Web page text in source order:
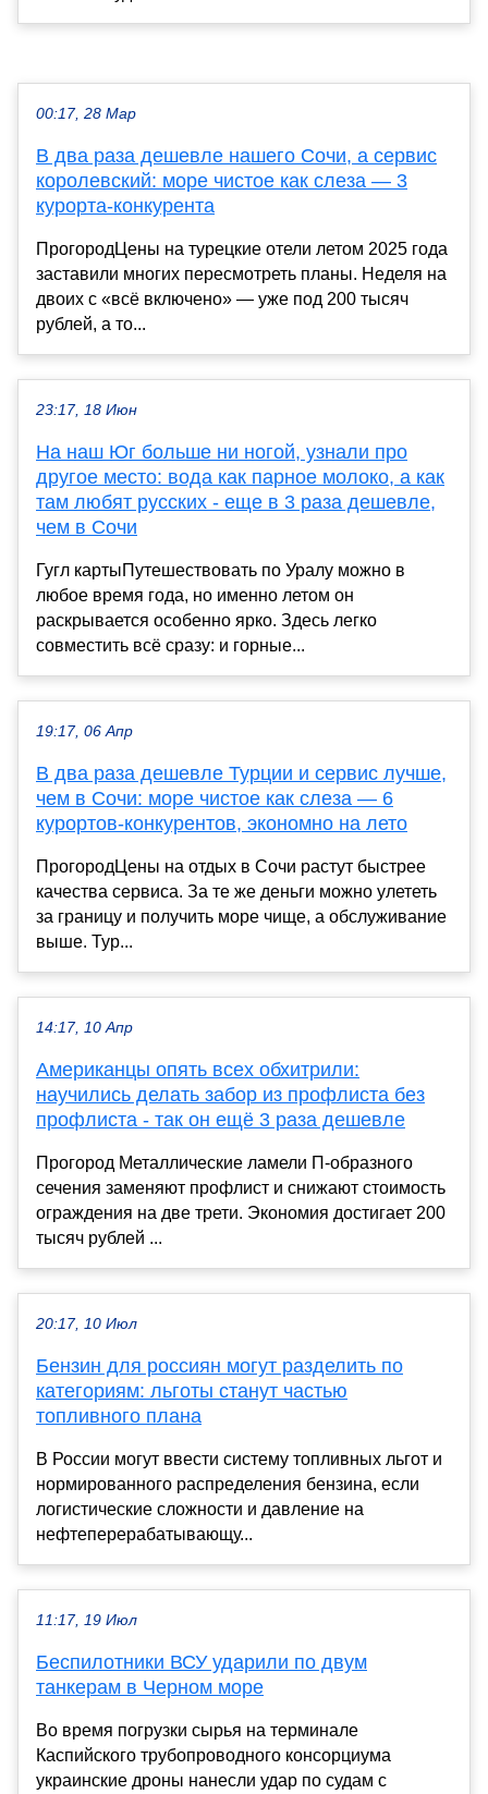
00:17, 28 Мар
В два раза дешевле нашего Сочи, а сервис
королевский: море чистое как слеза — 3
курорта-конкурента
ПрогородЦены на турецкие отели летом 2025 года
заставили многих пересмотреть планы. Неделя на
двоих с «всё включено» — уже под 200 тысяч
рублей, а то...
23:17, 18 Июн
На наш Юг больше ни ногой, узнали про
другое место: вода как парное молоко, а как
там любят русских - еще в 3 раза дешевле,
чем в Сочи
Гугл картыПутешествовать по Уралу можно в
любое время года, но именно летом он
раскрывается особенно ярко. Здесь легко
совместить всё сразу: и горные...
19:17, 06 Апр
В два раза дешевле Турции и сервис лучше,
чем в Сочи: море чистое как слеза — 6
курортов-конкурентов, экономно на лето
ПрогородЦены на отдых в Сочи растут быстрее
качества сервиса. За те же деньги можно улететь
за границу и получить море чище, а обслуживание
выше. Тур...
14:17, 10 Апр
Американцы опять всех обхитрили:
научились делать забор из профлиста без
профлиста - так он ещё 3 раза дешевле
Прогород Металлические ламели П-образного
сечения заменяют профлист и снижают стоимость
ограждения на две трети. Экономия достигает 200
тысяч рублей ...
20:17, 10 Июл
Бензин для россиян могут разделить по
категориям: льготы станут частью
топливного плана
В России могут ввести систему топливных льгот и
нормированного распределения бензина, если
логистические сложности и давление на
нефтеперерабатывающу...
11:17, 19 Июл
Беспилотники ВСУ ударили по двум
танкерам в Черном море
Во время погрузки сырья на терминале
Каспийского трубопроводного консорциума
украинские дроны нанесли удар по судам с